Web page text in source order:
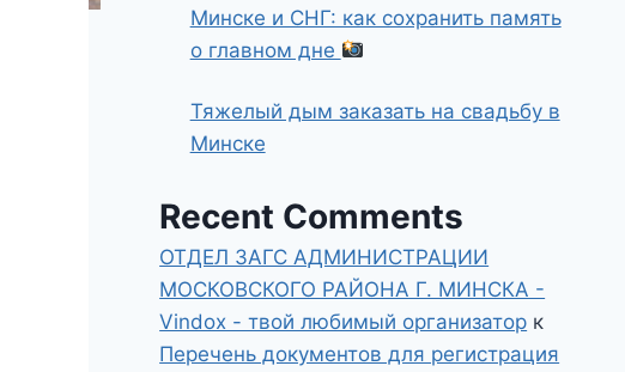
Минске и СНГ: как сохранить память
о главном дне
Тяжелый дым заказать на свадьбу в
Минске
Recent Comments
ОТДЕЛ ЗАГС АДМИНИСТРАЦИИ
МОСКОВСКОГО РАЙОНА Г. МИНСКА -
Vindox - твой любимый организатор к
Перечень документов для регистрация